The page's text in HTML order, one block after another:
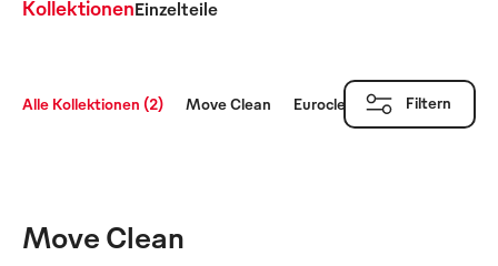
KollektionenEinzelteile
Alle Kollektionen (2) Move Clean Euroclean Filtern
Move Clean